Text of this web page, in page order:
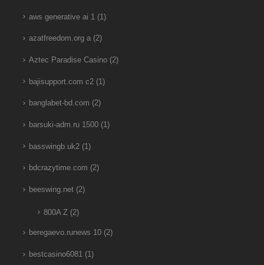
aws generative ai 1 (1)
azatfreedom.org a(2)
Aztec Paradise Casino(2)
bajisupport.com c2(1)
banglabet-bd.com (2)
barsuki-adm.ru 1500(1)
basswingb.uk2(1)
bdcrazytime.com (2)
beeswing.net(2)
800A Z (2)
beregaevo.runews 10(2)
bestcasino6081(1)